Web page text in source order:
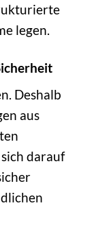
legen.
Deshalb
aus
darauf